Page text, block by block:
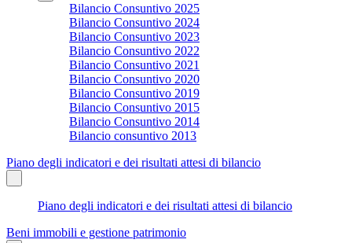
Bilancio Consuntivo 2025
Bilancio Consuntivo 2024
Bilancio Consuntivo 2023
Bilancio Consuntivo 2022
Bilancio Consuntivo 2021
Bilancio Consuntivo 2020
Bilancio Consuntivo 2019
Bilancio Consuntivo 2015
Bilancio Consuntivo 2014
Bilancio consuntivo 2013
Piano degli indicatori e dei risultati attesi di bilancio
Piano degli indicatori e dei risultati attesi di bilancio
Beni immobili e gestione patrimonio